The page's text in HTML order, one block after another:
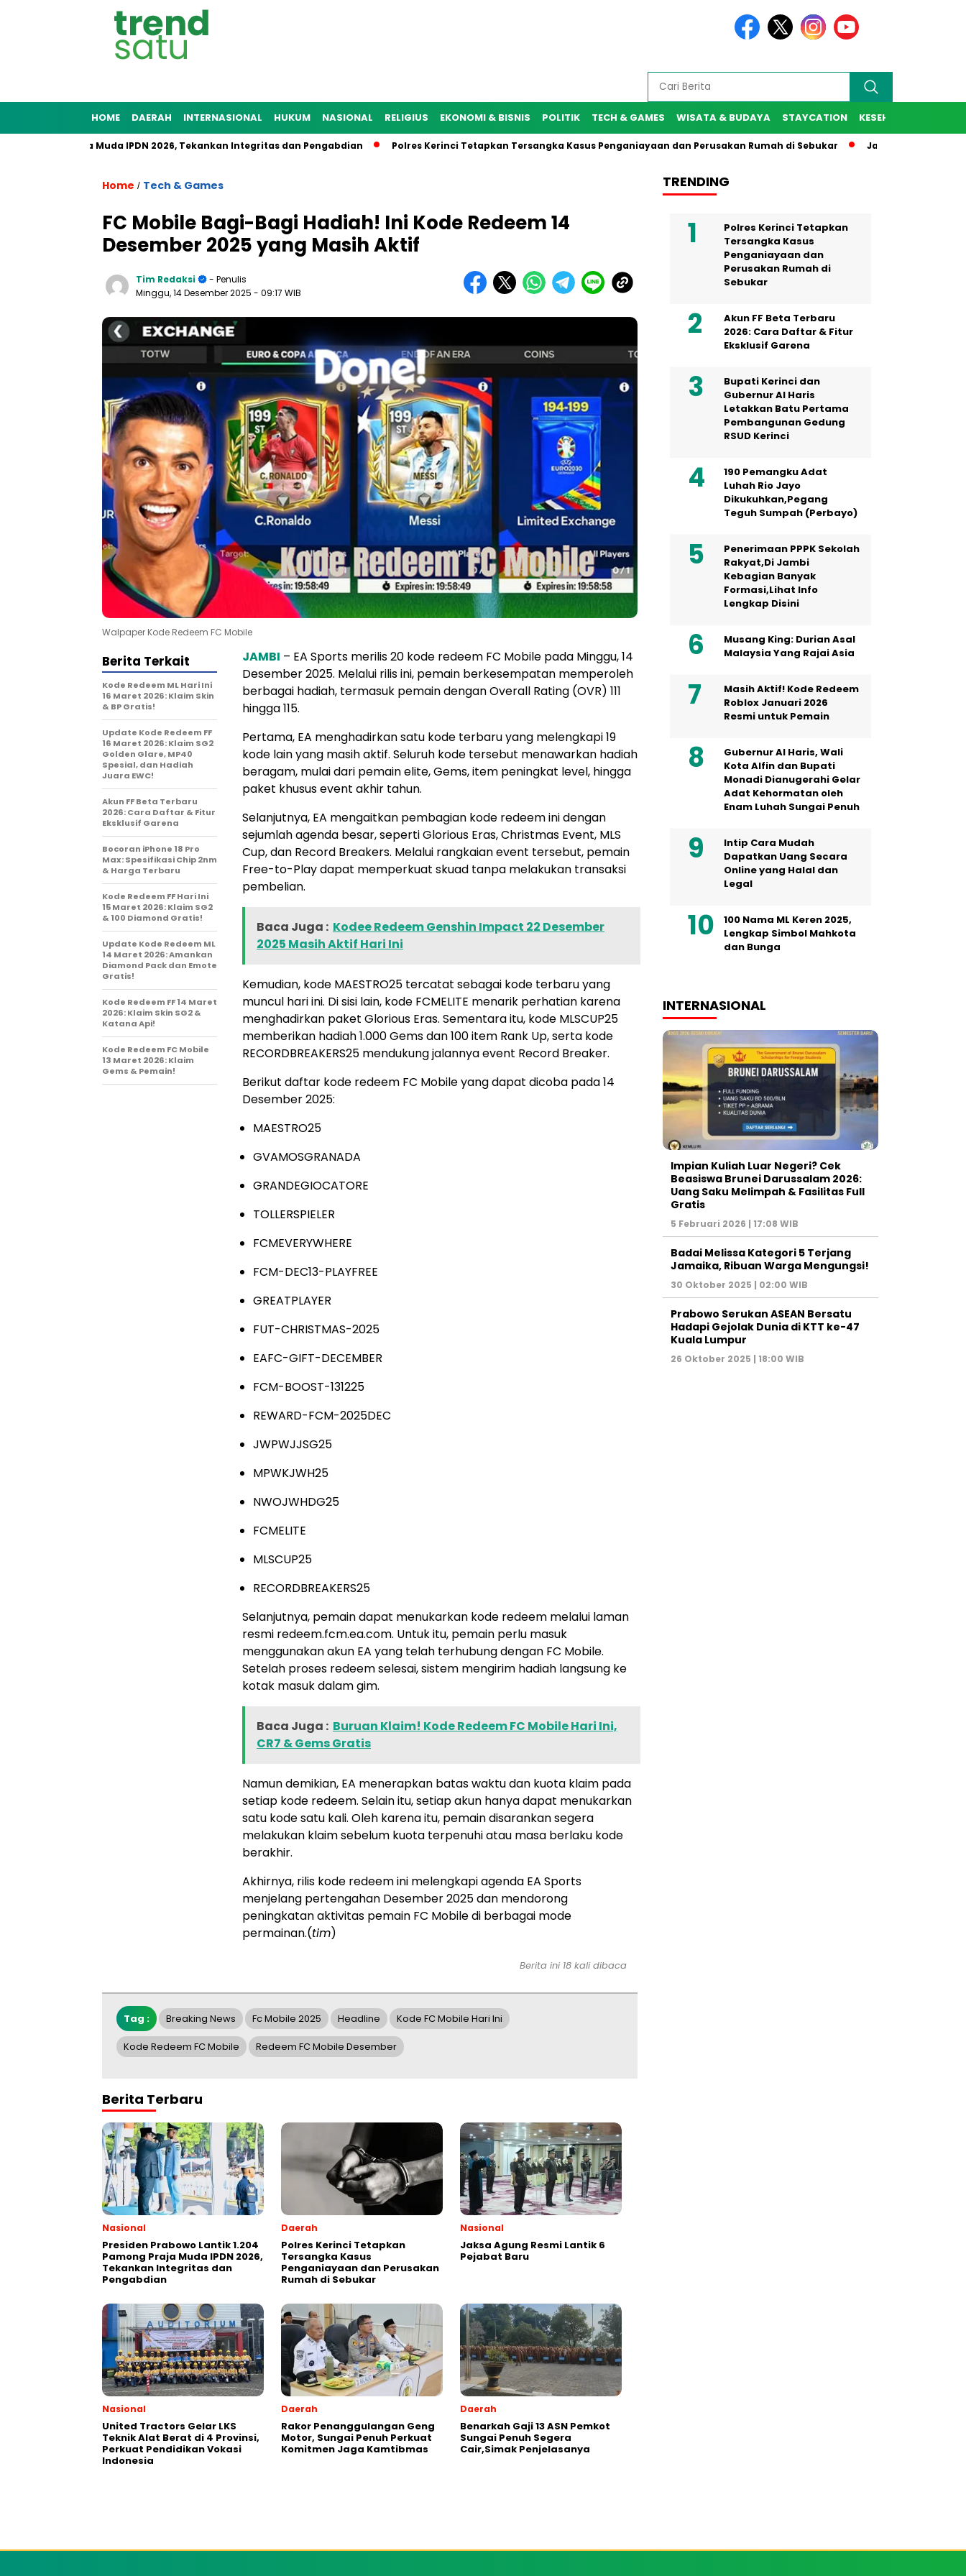
HOME DAERAH INTERNASIONAL HUKUM NASIONAL RELIGIUS EKONOMI & BISNIS POLITIK TECH & GAMES WISATA & BUDAYA STAYCATION KESEHATAN
Praja Muda IPDN 2026, Tekankan Integritas dan Pengabdian Polres Kerinci Tetapkan Tersangka Kasus Penganiayaan dan Perusakan Rumah di Sebukar Jaksa Agung Resmi Lantik
Home / Tech & Games
FC Mobile Bagi-Bagi Hadiah! Ini Kode Redeem 14
Desember 2025 yang Masih Aktif
Tim Redaksi
- Penulis
Minggu, 14 Desember 2025 - 09:17 WIB
Walpaper Kode Redeem FC Mobile
JAMBI – EA Sports merilis 20 kode redeem FC Mobile pada Minggu, 14
Desember 2025. Melalui rilis ini, pemain berkesempatan memperoleh
berbagai hadiah, termasuk pemain dengan Overall Rating (OVR) 111
hingga 115.
Pertama, EA menghadirkan satu kode terbaru yang melengkapi 19
kode lain yang masih aktif. Seluruh kode tersebut menawarkan hadiah
beragam, mulai dari pemain elite, Gems, item peningkat level, hingga
paket khusus event akhir tahun.
Selanjutnya, EA mengaitkan pembagian kode redeem ini dengan
sejumlah agenda besar, seperti Glorious Eras, Christmas Event, MLS
Cup, dan Record Breakers. Melalui rangkaian event tersebut, pemain
Free-to-Play dapat memperkuat skuad tanpa melakukan transaksi
pembelian.
Baca Juga : Kodee Redeem Genshin Impact 22 Desember
2025 Masih Aktif Hari Ini
Kemudian, kode MAESTRO25 tercatat sebagai kode terbaru yang
muncul hari ini. Di sisi lain, kode FCMELITE menarik perhatian karena
menghadirkan paket Glorious Eras. Sementara itu, kode MLSCUP25
memberikan hadiah 1.000 Gems dan 100 item Rank Up, serta kode
RECORDBREAKERS25 mendukung jalannya event Record Breaker.
Berikut daftar kode redeem FC Mobile yang dapat dicoba pada 14
Desember 2025:
MAESTRO25
GVAMOSGRANADA
GRANDEGIOCATORE
TOLLERSPIELER
FCMEVERYWHERE
FCM-DEC13-PLAYFREE
GREATPLAYER
FUT-CHRISTMAS-2025
EAFC-GIFT-DECEMBER
FCM-BOOST-131225
REWARD-FCM-2025DEC
JWPWJJSG25
MPWKJWH25
NWOJWHDG25
FCMELITE
MLSCUP25
RECORDBREAKERS25
Selanjutnya, pemain dapat menukarkan kode redeem melalui laman
resmi redeem.fcm.ea.com. Untuk itu, pemain perlu masuk
menggunakan akun EA yang telah terhubung dengan FC Mobile.
Setelah proses redeem selesai, sistem mengirim hadiah langsung ke
kotak masuk dalam gim.
Baca Juga : Buruan Klaim! Kode Redeem FC Mobile Hari Ini,
CR7 & Gems Gratis
Namun demikian, EA menerapkan batas waktu dan kuota klaim pada
setiap kode redeem. Selain itu, setiap akun hanya dapat menukarkan
satu kode satu kali. Oleh karena itu, pemain disarankan segera
melakukan klaim sebelum kuota terpenuhi atau masa berlaku kode
berakhir.
Akhirnya, rilis kode redeem ini melengkapi agenda EA Sports
menjelang pertengahan Desember 2025 dan mendorong
peningkatan aktivitas pemain FC Mobile di berbagai mode
permainan.(tim)
Berita Terkait
Kode Redeem ML Hari Ini
16 Maret 2026: Klaim Skin
& BP Gratis!
Update Kode Redeem FF
16 Maret 2026: Klaim SG2
Golden Glare, MP40
Spesial, dan Hadiah
Juara EWC!
Akun FF Beta Terbaru
2026: Cara Daftar & Fitur
Eksklusif Garena
Bocoran iPhone 18 Pro
Max: Spesifikasi Chip 2nm
& Harga Terbaru
Kode Redeem FF Hari Ini
15 Maret 2026: Klaim SG2
& 100 Diamond Gratis!
Update Kode Redeem ML
14 Maret 2026: Amankan
Diamond Pack dan Emote
Gratis!
Kode Redeem FF 14 Maret
2026: Klaim Skin SG2 &
Katana Api!
Kode Redeem FC Mobile
13 Maret 2026: Klaim
Gems & Pemain!
Berita ini 18 kali dibaca
Tag : Breaking News Fc Mobile 2025 Headline Kode FC Mobile Hari Ini
Kode Redeem FC Mobile Redeem FC Mobile Desember
Berita Terbaru
Nasional
Presiden Prabowo Lantik 1.204
Pamong Praja Muda IPDN 2026,
Tekankan Integritas dan
Pengabdian
Daerah
Polres Kerinci Tetapkan
Tersangka Kasus
Penganiayaan dan Perusakan
Rumah di Sebukar
Nasional
Jaksa Agung Resmi Lantik 6
Pejabat Baru
Nasional
United Tractors Gelar LKS
Teknik Alat Berat di 4 Provinsi,
Perkuat Pendidikan Vokasi
Indonesia
Daerah
Rakor Penanggulangan Geng
Motor, Sungai Penuh Perkuat
Komitmen Jaga Kamtibmas
Daerah
Benarkah Gaji 13 ASN Pemkot
Sungai Penuh Segera
Cair,Simak Penjelasanya
TRENDING
Polres Kerinci Tetapkan
Tersangka Kasus
Penganiayaan dan
Perusakan Rumah di
Sebukar
Akun FF Beta Terbaru
2026: Cara Daftar & Fitur
Eksklusif Garena
Bupati Kerinci dan
Gubernur Al Haris
Letakkan Batu Pertama
Pembangunan Gedung
RSUD Kerinci
190 Pemangku Adat
Luhah Rio Jayo
Dikukuhkan,Pegang
Teguh Sumpah (Perbayo)
Penerimaan PPPK Sekolah
Rakyat,Di Jambi
Kebagian Banyak
Formasi,Lihat Info
Lengkap Disini
Musang King: Durian Asal
Malaysia Yang Rajai Asia
Masih Aktif! Kode Redeem
Roblox Januari 2026
Resmi untuk Pemain
Gubernur Al Haris, Wali
Kota Alfin dan Bupati
Monadi Dianugerahi Gelar
Adat Kehormatan oleh
Enam Luhah Sungai Penuh
Intip Cara Mudah
Dapatkan Uang Secara
Online yang Halal dan
Legal
100 Nama ML Keren 2025,
Lengkap Simbol Mahkota
dan Bunga
INTERNASIONAL
Impian Kuliah Luar Negeri? Cek
Beasiswa Brunei Darussalam 2026:
Uang Saku Melimpah & Fasilitas Full
Gratis
5 Februari 2026 | 17:08 WIB
Badai Melissa Kategori 5 Terjang
Jamaika, Ribuan Warga Mengungsi!
30 Oktober 2025 | 02:00 WIB
Prabowo Serukan ASEAN Bersatu
Hadapi Gejolak Dunia di KTT ke-47
Kuala Lumpur
26 Oktober 2025 | 18:00 WIB